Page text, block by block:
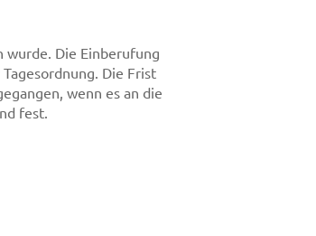
wurde. Die Einberufung
Die Frist
wenn es an die
fest.